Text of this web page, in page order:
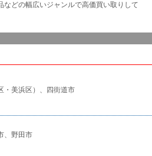
どの幅広いジャンルで高価買い取りして
・美浜区）、四街道市
、野田市